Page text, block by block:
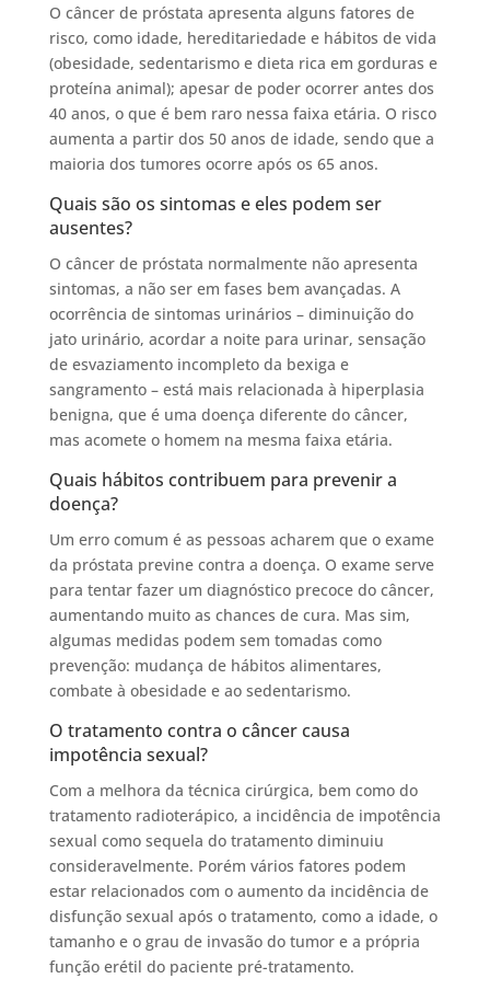
O câncer de próstata apresenta alguns fatores de
risco, como idade, hereditariedade e hábitos de vida
(obesidade, sedentarismo e dieta rica em gorduras e
proteína animal); apesar de poder ocorrer antes dos
40 anos, o que é bem raro nessa faixa etária. O risco
aumenta a partir dos 50 anos de idade, sendo que a
maioria dos tumores ocorre após os 65 anos.
Quais são os sintomas e eles podem ser
ausentes?
O câncer de próstata normalmente não apresenta
sintomas, a não ser em fases bem avançadas. A
ocorrência de sintomas urinários – diminuição do
jato urinário, acordar a noite para urinar, sensação
de esvaziamento incompleto da bexiga e
sangramento – está mais relacionada à hiperplasia
benigna, que é uma doença diferente do câncer,
mas acomete o homem na mesma faixa etária.
Quais hábitos contribuem para prevenir a
doença?
Um erro comum é as pessoas acharem que o exame
da próstata previne contra a doença. O exame serve
para tentar fazer um diagnóstico precoce do câncer,
aumentando muito as chances de cura. Mas sim,
algumas medidas podem sem tomadas como
prevenção: mudança de hábitos alimentares,
combate à obesidade e ao sedentarismo.
O tratamento contra o câncer causa
impotência sexual?
Com a melhora da técnica cirúrgica, bem como do
tratamento radioterápico, a incidência de impotência
sexual como sequela do tratamento diminuiu
consideravelmente. Porém vários fatores podem
estar relacionados com o aumento da incidência de
disfunção sexual após o tratamento, como a idade, o
tamanho e o grau de invasão do tumor e a própria
função erétil do paciente pré-tratamento.